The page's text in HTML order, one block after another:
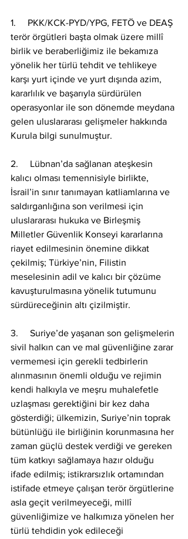
1.     PKK/KCK-PYD/YPG, FETÖ ve DEAŞ
terör örgütleri başta olmak üzere millî
birlik ve beraberliğimiz ile bekamıza
yönelik her türlü tehdit ve tehlikeye
karşı yurt içinde ve yurt dışında azim,
kararlılık ve başarıyla sürdürülen
operasyonlar ile son dönemde meydana
gelen uluslararası gelişmeler hakkında
Kurula bilgi sunulmuştur.
2.     Lübnan’da sağlanan ateşkesin
kalıcı olması temennisiyle birlikte,
İsrail’in sınır tanımayan katliamlarına ve
saldırganlığına son verilmesi için
uluslararası hukuka ve Birleşmiş
Milletler Güvenlik Konseyi kararlarına
riayet edilmesinin önemine dikkat
çekilmiş; Türkiye’nin, Filistin
meselesinin adil ve kalıcı bir çözüme
kavuşturulmasına yönelik tutumunu
sürdüreceğinin altı çizilmiştir.
3.     Suriye’de yaşanan son gelişmelerin
sivil halkın can ve mal güvenliğine zarar
vermemesi için gerekli tedbirlerin
alınmasının önemli olduğu ve rejimin
kendi halkıyla ve meşru muhalefetle
uzlaşması gerektiğini bir kez daha
gösterdiği; ülkemizin, Suriye’nin toprak
bütünlüğü ile birliğinin korunmasına her
zaman güçlü destek verdiği ve gereken
tüm katkıyı sağlamaya hazır olduğu
ifade edilmiş; istikrarsızlık ortamından
istifade etmeye çalışan terör örgütlerine
asla geçit verilmeyeceği, millî
güvenliğimize ve halkımıza yönelen her
türlü tehdidin yok edileceği